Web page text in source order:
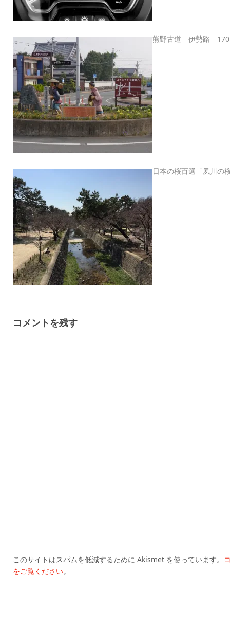
熊野古道 伊勢路
日本の桜百選「夙川の
コメントを残す
このサイトはスパムを低減するために Akismet を使っています。
をご覧ください。